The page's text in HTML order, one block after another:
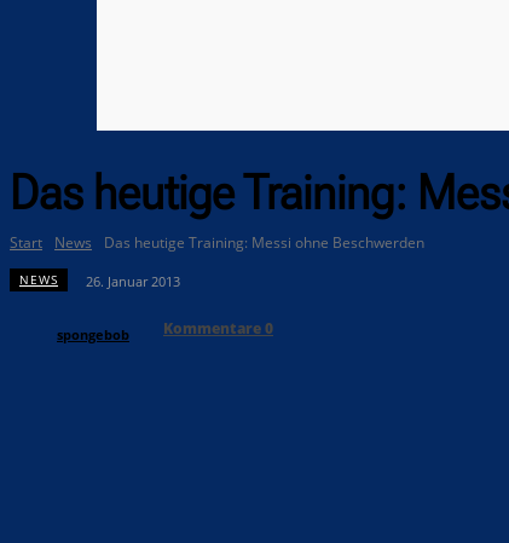
Das heutige Training:
Start News Das heutige Training: Messi ohne Beschwerden
NEWS 26. Januar 2013
spongebob Kommentare0